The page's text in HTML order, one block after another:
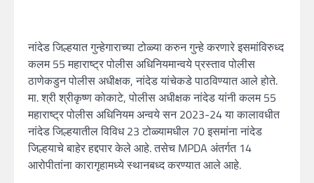
नांदेड जिल्हयात गुन्हेगाराच्या टोळ्या करुन गुन्हे करणारे इसमांविरुध्द
कलम 55 महाराष्ट्र पोलीस अधिनियमान्वये प्रस्ताव पोलीस
ठाणेकडुन पोलीस अधीक्षक, नांदेड यांचेकडे पाठविण्यात आले होते.
मा. श्री श्रीकृष्ण कोकाटे, पोलीस अधीक्षक नांदेड यांनी कलम 55
महाराष्ट्र पोलीस अधिनियम अन्वये सन 2023-24 या कालावधीत
नांदेड जिल्हयातील विविध 23 टोळ्यामधील 70 इसमांना नांदेड
जिल्हयाचे बाहेर हद्दपार केले आहे. तसेच MPDA अंतर्गत 14
आरोपीतांना कारागृहामध्ये स्थानबध्द करण्यात आले आहे.